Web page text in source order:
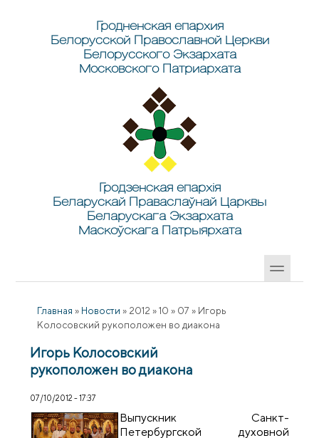
Гродненская епархия
Белорусской Православной Церкви
Белорусского Экзархата
Московского Патриархата
Гродзенская епархія
Беларускай Праваслаўнай Царквы
Беларускага Экзархата
Маскоўскага Патрыярхата
Главная » Новости » 2012 » 10 » 07 » Игорь
Колосовский рукоположен во диакона
Игорь Колосовский
рукоположен во диакона
07/10/2012 - 17:37
Выпускник Санкт-
Петербургской духовной